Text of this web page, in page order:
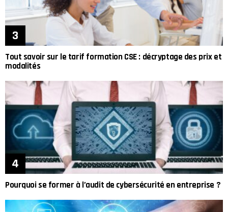
Tout savoir sur le tarif formation CSE : décryptage des prix et
modalités
Pourquoi se former à l’audit de cybersécurité en entreprise ?